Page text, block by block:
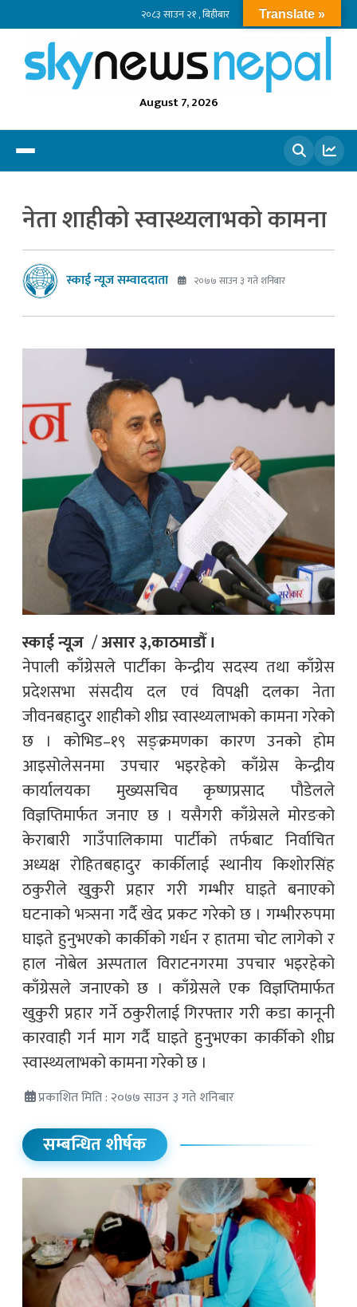
२०८३ साउन २१ , बिहीबार
August 7, 2026
नेता शाहीको स्वास्थ्यलाभको कामना
स्काई न्यूज सम्वाददाता २०७७ साउन ३ गते शनिबार
स्काई न्यूज /असार ३,काठमाडौँ ।
नेपाली काँग्रेसले पार्टीका केन्द्रीय सदस्य तथा काँग्रेस
प्रदेशसभा संसदीय दल एवं विपक्षी दलका नेता
जीवनबहादुर शाहीको शीघ्र स्वास्थ्यलाभको कामना गरेको
छ । कोभिड–१९ सङ्क्रमणका कारण उनको होम
आइसोलेसनमा उपचार भइरहेको काँग्रेस केन्द्रीय
कार्यालयका मुख्यसचिव कृष्णप्रसाद पौडेलले
विज्ञप्तिमार्फत जनाए छ । यसैगरी काँग्रेसले मोरङको
केराबारी गाउँपालिकामा पार्टीको तर्फबाट निर्वाचित
अध्यक्ष रोहितबहादुर कार्कीलाई स्थानीय किशोरसिंह
ठकुरीले खुकुरी प्रहार गरी गम्भीर घाइते बनाएको
घटनाको भत्र्सना गर्दै खेद प्रकट गरेको छ । गम्भीररुपमा
घाइते हुनुभएको कार्कीको गर्धन र हातमा चोट लागेको र
हाल नोबेल अस्पताल विराटनगरमा उपचार भइरहेको
काँग्रेसले जनाएको छ । काँग्रेसले एक विज्ञप्तिमार्फत
खुकुरी प्रहार गर्ने ठकुरीलाई गिरफ्तार गरी कडा कानूनी
कारवाही गर्न माग गर्दै घाइते हुनुभएका कार्कीको शीघ्र
स्वास्थ्यलाभको कामना गरेको छ ।
प्रकाशित मिति : २०७७ साउन ३ गते शनिबार
सम्बन्धित शीर्षक
Translate »